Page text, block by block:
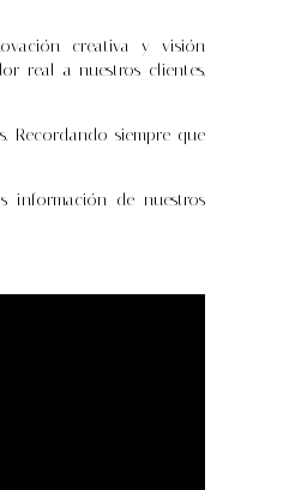
creativa y visión
real a nuestros clientes,
Recordando siempre que
información de nuestros